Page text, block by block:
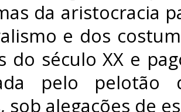
da aristocracia
e dos
do século XX e
pelo
sob alegações de